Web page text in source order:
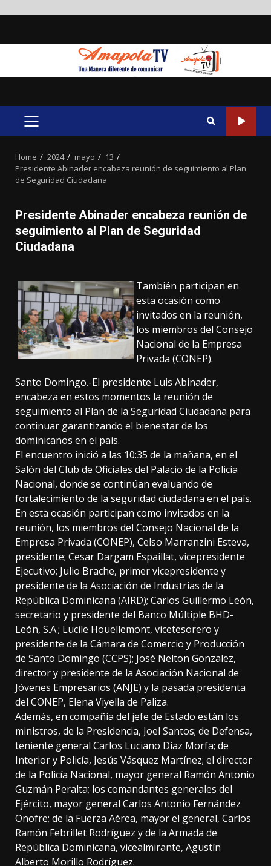
PRIMARY
Home 2024 mayo
13
Presidente Abinader encabeza reunión de seguimiento al Plan
de Seguridad Ciudadana
Presidente Abinader encabeza reunión de
seguimiento al Plan de Seguridad
Ciudadana
También participan en
esta ocasión como
invitados en la reunión,
los miembros del Consejo
Nacional de la Empresa
Privada (CONEP).
Santo Domingo.-El presidente Luis Abinader,
encabeza en estos momentos la reunión de
seguimiento al Plan de la Seguridad Ciudadana para
continuar garantizando el bienestar de los
dominicanos en el país.
El encuentro inició a las 10:35 de la mañana, en el
Salón del Club de Oficiales del Palacio de la Policía
Nacional, donde se continúan evaluando de
fortalecimiento de la seguridad ciudadana en el país.
En esta ocasión participan como invitados en la
reunión, los miembros del Consejo Nacional de la
Empresa Privada (CONEP), Celso Marranzini Esteva,
presidente; Cesar Dargam Espaillat, vicepresidente
Ejecutivo; Julio Brache, primer vicepresidente y
presidente de la Asociación de Industrias de la
República Dominicana (AIRD); Carlos Guillermo León,
secretario y presidente del Banco Múltiple BHD-
León, S.A.; Lucile Houellemont, vicetesorero y
presidente de la Cámara de Comercio y Producción
de Santo Domingo (CCPS); José Nelton Gonzalez,
director y presidente de la Asociación Nacional de
Jóvenes Empresarios (ANJE) y la pasada presidenta
del CONEP, Elena Viyella de Paliza.
Además, en compañía del jefe de Estado están los
ministros, de la Presidencia, Joel Santos; de Defensa,
teniente general Carlos Luciano Díaz Morfa; de
Interior y Policía, Jesús Vásquez Martínez; el director
de la Policía Nacional, mayor general Ramón Antonio
Guzmán Peralta; los comandantes generales del
Ejército, mayor general Carlos Antonio Fernández
Onofre; de la Fuerza Aérea, mayor el general, Carlos
Ramón Febrillet Rodríguez y de la Armada de
República Dominicana, vicealmirante, Agustín
Alberto Morillo Rodríguez.